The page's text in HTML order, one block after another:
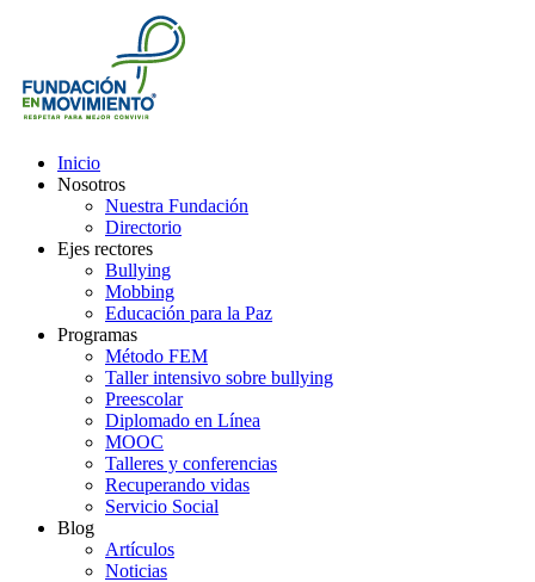
Inicio
Nosotros
Nuestra Fundación
Directorio
Ejes rectores
Bullying
Mobbing
Educación para la Paz
Programas
Método FEM
Taller intensivo sobre bullying
Preescolar
Diplomado en Línea
MOOC
Talleres y conferencias
Recuperando vidas
Servicio Social
Blog
Artículos
Noticias